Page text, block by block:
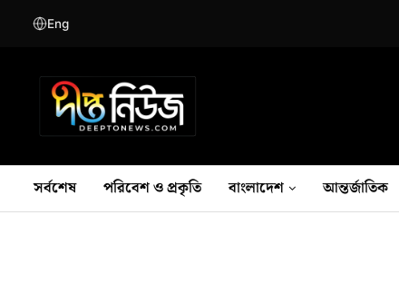
Eng
সর্বশেষ পরিবেশ ও প্রকৃতি বাংলাদেশ আন্তর্জাতিক